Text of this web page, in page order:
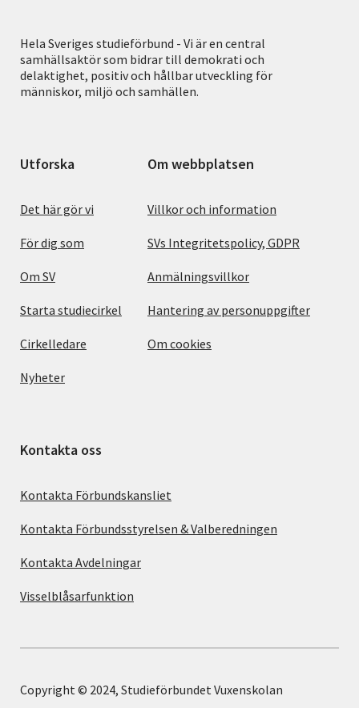
Hela Sveriges studieförbund - Vi är en central
samhällsaktör som bidrar till demokrati och
delaktighet, positiv och hållbar utveckling för
människor, miljö och samhällen.
Utforska
Det här gör vi
För dig som
Om SV
Starta studiecirkel
Cirkelledare
Nyheter
Om webbplatsen
Villkor och information
SVs Integritetspolicy, GDPR
Anmälningsvillkor
Hantering av personuppgifter
Om cookies
Kontakta oss
Kontakta Förbundskansliet
Kontakta Förbundsstyrelsen & Valberedningen
Kontakta Avdelningar
Visselblåsarfunktion
Copyright © 2024, Studieförbundet Vuxenskolan